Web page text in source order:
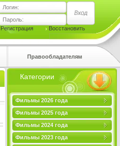
Логин:
Пароль:
Регистрация
Восстановить
Правообладателям
Категории
Фильмы 2026 года
Фильмы 2025 года
Фильмы 2024 года
Фильмы 2023 года